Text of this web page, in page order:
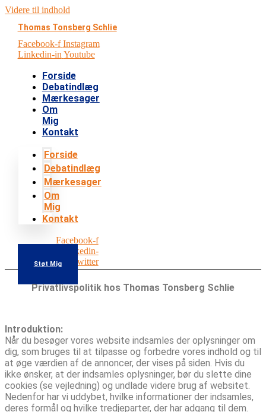
Videre til indhold
Thomas Tonsberg Schlie
Facebook-f Instagram
Linkedin-in Youtube
Forside
Debatindlæg
Mærkesager
Om
Mig
Kontakt
Forside
Debatindlæg
Mærkesager
Om
Mig
Kontakt
Facebook-f
Linkedin-
inYoutube Twitter
Støt Mig
Privatlivspolitik hos Thomas Tonsberg Schlie
Introduktion:
Når du besøger vores website indsamles der oplysninger om
dig, som bruges til at tilpasse og forbedre vores indhold og til
at øge værdien af de annoncer, der vises på siden. Hvis du
ikke ønsker, at der indsamles oplysninger, bør du slette dine
cookies (se vejledning) og undlade videre brug af websitet.
Nedenfor har vi uddybet, hvilke informationer der indsamles,
deres formål og hvilke tredjeparter, der har adgang til dem.